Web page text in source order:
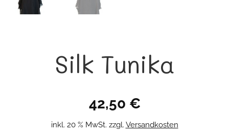
Silk Tunika
42,50 €
inkl. 20 % MwSt. zzgl. Versandkosten